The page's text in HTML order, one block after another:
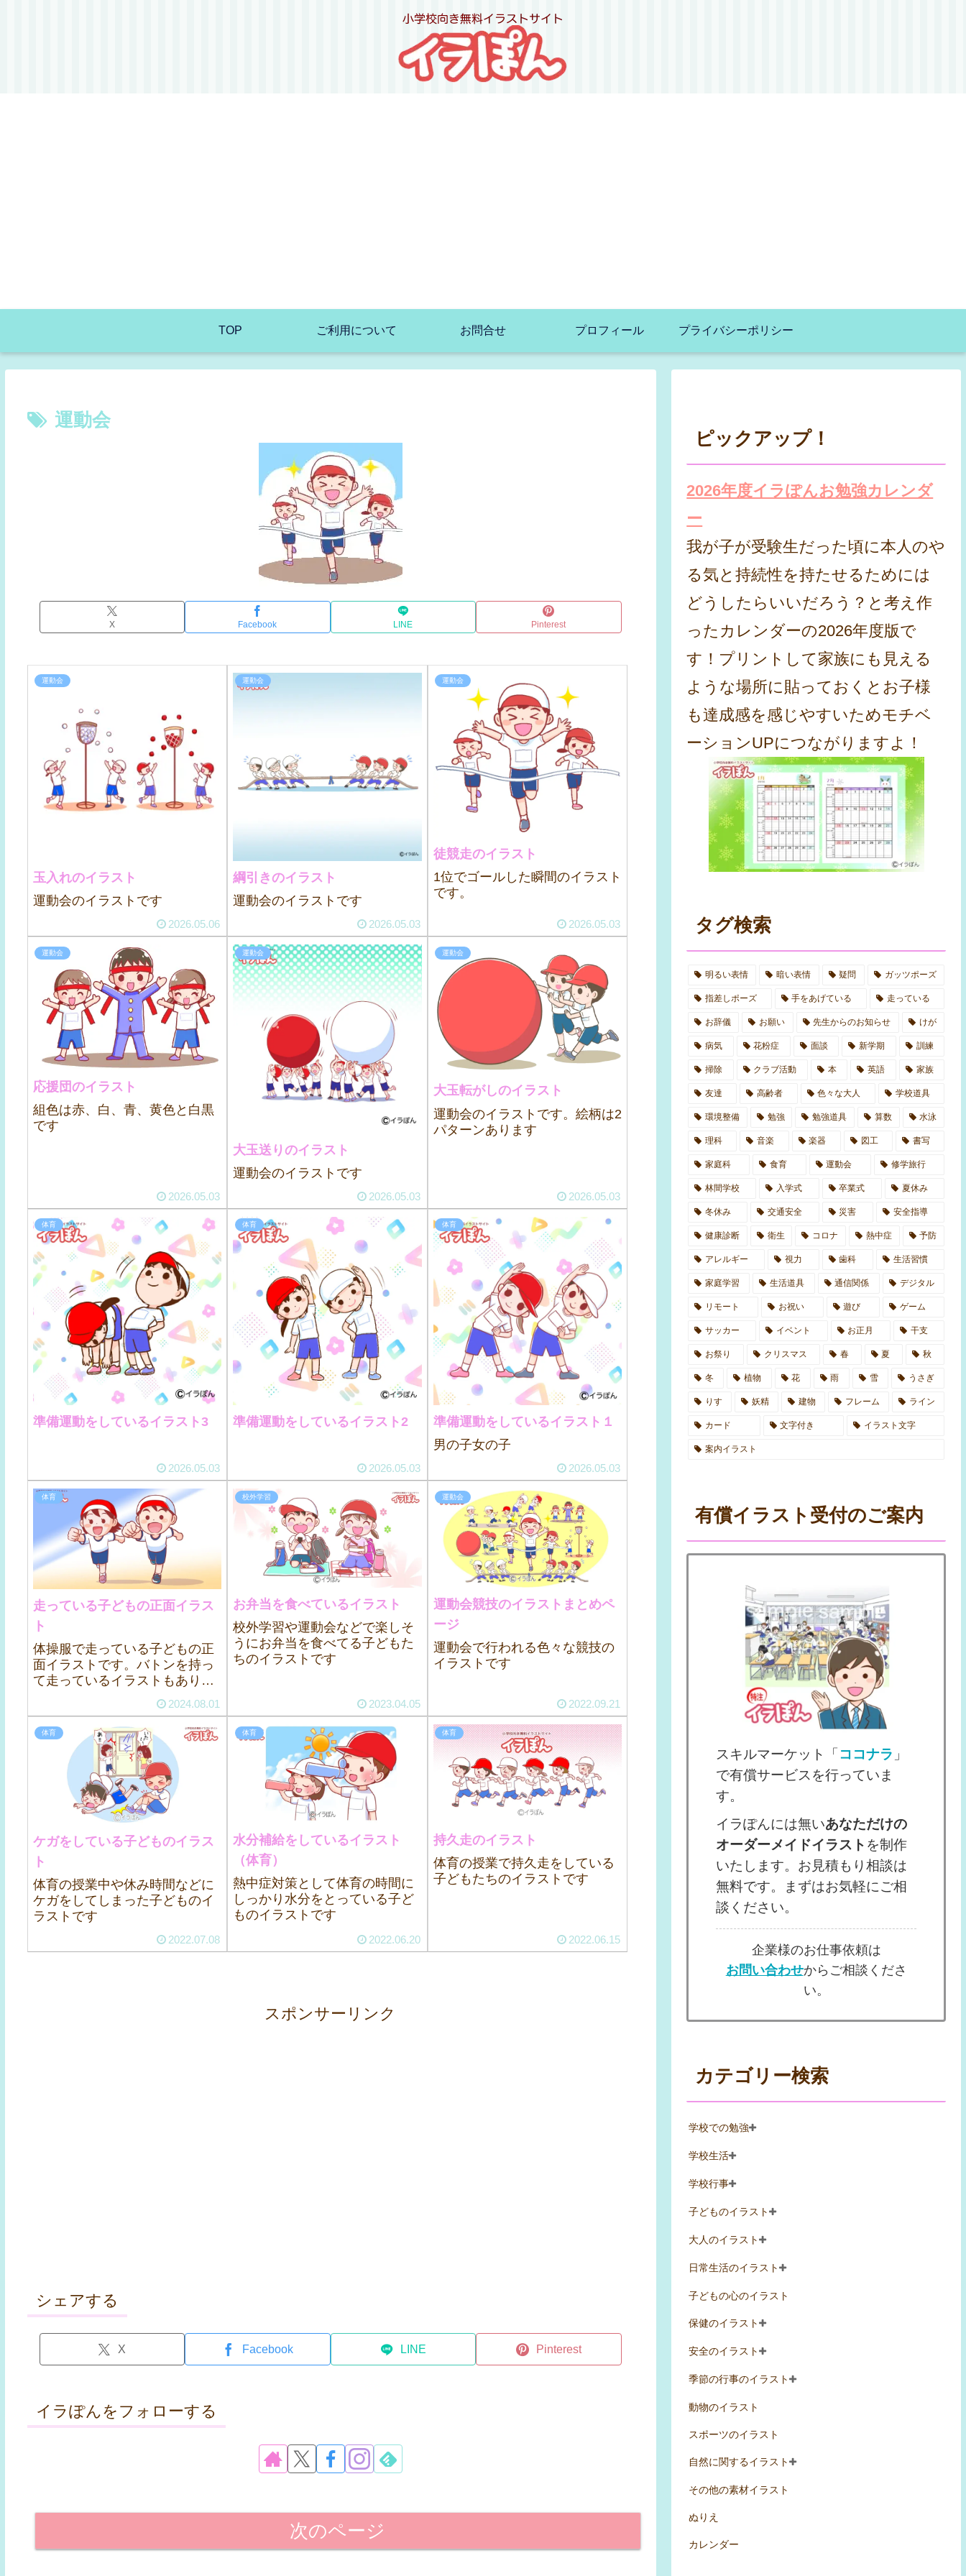
TOP ご利用について お問合せ プロフィール プライバシーポリシー
運動会
X Facebook LINE Pinterest
運動会
玉入れのイラスト
運動会のイラストです
2026.05.06
運動会
綱引きのイラスト
運動会のイラストです
2026.05.03
運動会
徒競走のイラスト
1位でゴールした瞬間のイラスト
です。
2026.05.03
運動会
応援団のイラスト
組色は赤、白、青、黄色と白黒
です
2026.05.03
運動会
大玉送りのイラスト
運動会のイラストです
2026.05.03
運動会
大玉転がしのイラスト
運動会のイラストです。絵柄は2
パターンあります
2026.05.03
体育
準備運動をしているイラスト3
2026.05.03
体育
準備運動をしているイラスト2
2026.05.03
体育
準備運動をしているイラスト１
男の子女の子
2026.05.03
体育
走っている子どもの正面イラス
ト
体操服で走っている子どもの正
面イラストです。バトンを持っ
て走っているイラストもありま
2024.08.01
校外学習
お弁当を食べているイラスト
校外学習や運動会などで楽しそ
うにお弁当を食べてる子どもた
ちのイラストです
2023.04.05
運動会
運動会競技のイラストまとめペ
ージ
運動会で行われる色々な競技の
イラストです
2022.09.21
体育
ケガをしている子どものイラス
ト
体育の授業中や休み時間などに
ケガをしてしまった子どものイ
ラストです
2022.07.08
体育
水分補給をしているイラスト
（体育）
熱中症対策として体育の時間に
しっかり水分をとっている子ど
ものイラストです
2022.06.20
体育
持久走のイラスト
体育の授業で持久走をしている
子どもたちのイラストです
2022.06.15
スポンサーリンク
シェアする
X Facebook LINE Pinterest
イラぽんをフォローする
次のページ
ピックアップ！
2026年度イラぽんお勉強カレンダ
ー
我が子が受験生だった頃に本人のや
る気と持続性を持たせるためには
どうしたらいいだろう？と考え作
ったカレンダーの2026年度版で
す！プリントして家族にも見える
ような場所に貼っておくとお子様
も達成感を感じやすいためモチベ
ーションUPにつながりますよ！
タグ検索
明るい表情 暗い表情 疑問 ガッツポーズ
指差しポーズ 手をあげている 走っている
お辞儀 お願い 先生からのお知らせ けが
病気 花粉症 面談 新学期 訓練
掃除 クラブ活動 本 英語 家族
友達 高齢者 色々な大人 学校道具
環境整備 勉強 勉強道具 算数 水泳
理科 音楽 楽器 図工 書写
家庭科 食育 運動会 修学旅行
林間学校 入学式 卒業式 夏休み
冬休み 交通安全 災害 安全指導
健康診断 衛生 コロナ 熱中症 予防
アレルギー 視力 歯科 生活習慣
家庭学習 生活道具 通信関係 デジタル
リモート お祝い 遊び ゲーム
サッカー イベント お正月 干支
お祭り クリスマス 春 夏 秋
冬 植物 花 雨 雪 うさぎ
りす 妖精 建物 フレーム ライン
カード 文字付き イラスト文字
案内イラスト
有償イラスト受付のご案内
スキルマーケット「 ココナラ 」
で有償サービスを行っていま
す。
イラぽんには無いあなただけの
オーダーメイドイラスト を制作
いたします。お見積もり相談は
無料です。まずはお気軽にご相
談ください。
企業様のお仕事依頼は
お問い合わせからご相談くださ
い。
カテゴリー検索
学校での勉強
学校生活
学校行事
子どものイラスト
大人のイラスト
日常生活のイラスト
子どもの心のイラスト
保健のイラスト
安全のイラスト
季節の行事のイラスト
動物のイラスト
スポーツのイラスト
自然に関するイラスト
その他の素材イラスト
ぬりえ
カレンダー